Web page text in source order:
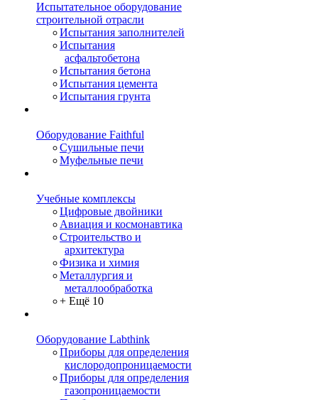
Испытательное оборудование
строительной отрасли
Испытания заполнителей
Испытания
асфальтобетона
Испытания бетона
Испытания цемента
Испытания грунта
Оборудование Faithful
Сушильные печи
Муфельные печи
Учебные комплексы
Цифровые двойники
Авиация и космонавтика
Строительство и
архитектура
Физика и химия
Металлургия и
металлообработка
+ Ещё 10
Оборудование Labthink
Приборы для определения
кислородопроницаемости
Приборы для определения
газопроницаемости